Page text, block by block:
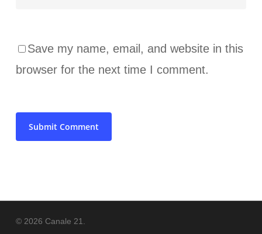
Save my name, email, and website in this
browser for the next time I comment.
© 2026 Canale 21.